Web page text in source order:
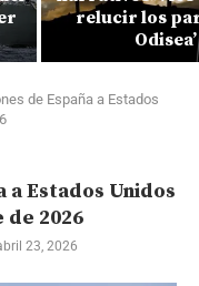
relucir los
de España a Estados
a Estados Unidos
de 2026
23, 2026